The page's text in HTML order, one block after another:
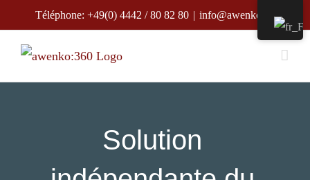
to
content
Téléphone: +49(0) 4442 / 80 82 80 | info@awenko.de
Solution